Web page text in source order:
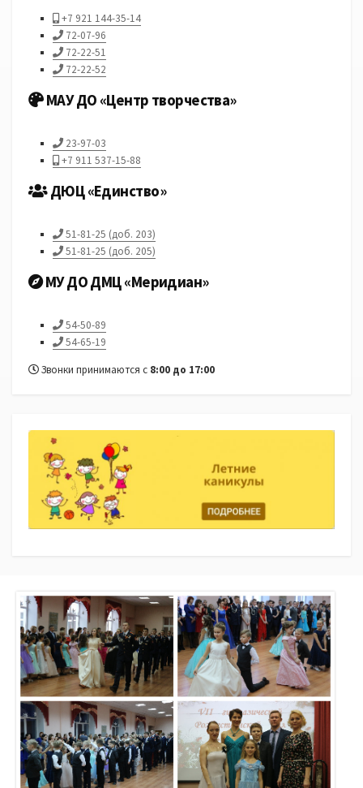
+7 921 144-35-14
72-07-96
72-22-51
72-22-52
МАУ ДО «Центр творчества»
23-97-03
+7 911 537-15-88
ДЮЦ «Единство»
51-81-25 (доб. 203)
51-81-25 (доб. 205)
МУ ДО ДМЦ «Меридиан»
54-50-89
54-65-19
Звонки принимаются с 8:00 до 17:00